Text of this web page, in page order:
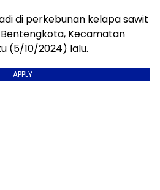
di perkebunan kelapa sawit
Kecamatan
(5/10/2024) lalu.
APPLY